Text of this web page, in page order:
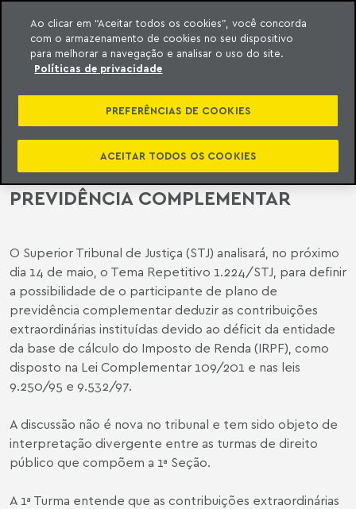
o conteúdo
Meyer
DEDUZIR DA BASE DE CÁLCULO DO
IRPF AS CONTRIBUIÇÕES
EXTRAORDINÁRIAS PAGAS A
ENTIDADE FECHADA DE
PREVIDÊNCIA COMPLEMENTAR
O Superior Tribunal de Justiça (STJ) analisará, no próximo
dia 14 de maio, o Tema Repetitivo 1.224/STJ, para definir
a possibilidade de o participante de plano de
previdência complementar deduzir as contribuições
extraordinárias instituídas devido ao déficit da entidade
da base de cálculo do Imposto de Renda (IRPF), como
disposto na Lei Complementar 109/201 e nas leis
9.250/95 e 9.532/97.
A discussão não é nova no tribunal e tem sido objeto de
interpretação divergente entre as turmas de direito
público que compõem a 1ª Seção.
A 1ª Turma entende que as contribuições extraordinárias
Ao clicar em “Aceitar todos os cookies”, você concorda
com o armazenamento de cookies no seu dispositivo
para melhorar a navegação e analisar o uso do site.
Políticas de privacidade
PREFERÊNCIAS DE COOKIES
ACEITAR TODOS OS COOKIES